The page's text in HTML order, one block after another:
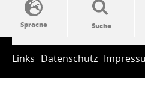
SSW-Politik von A bis Z
Links Datenschutz